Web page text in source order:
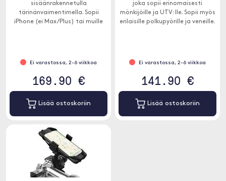
sisäänrakennetulla
tärinänvaimentimella. Sopii
iPhone (ei Max/Plus) tai muille
Ei varastossa, 2-6 viikkoa
169.90 €
Lisää ostoskoriin
joka sopii erinomaisesti
mönkijöille ja UTV: lle. Sopii myös
erilaisille polkupyörille ja veneille.
Ei varastossa, 2-6 viikkoa
141.90 €
Lisää ostoskoriin